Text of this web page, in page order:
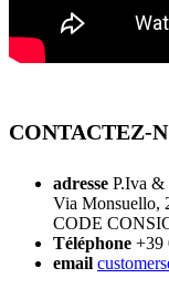
CONTACTEZ-
adresse P.Iva &
Via Monsuello,
CODE
Téléphone +39
email